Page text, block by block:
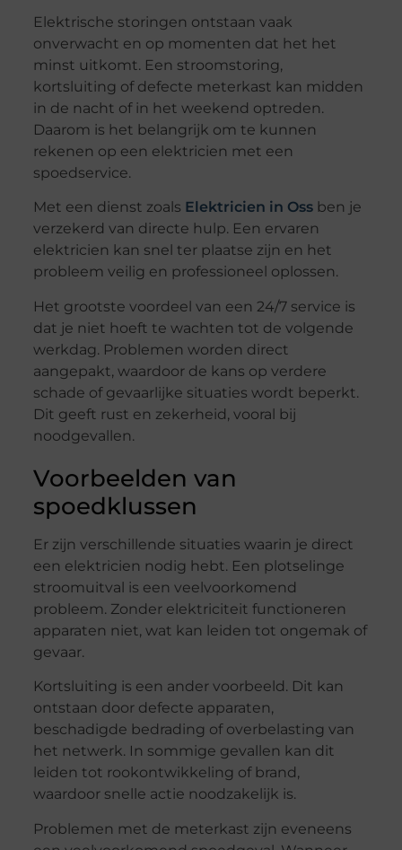
Elektrische storingen ontstaan vaak
onverwacht en op momenten dat het het
minst uitkomt. Een stroomstoring,
kortsluiting of defecte meterkast kan midden
in de nacht of in het weekend optreden.
Daarom is het belangrijk om te kunnen
rekenen op een elektricien met een
spoedservice.
Met een dienst zoals Elektricien in Ossben je
verzekerd van directe hulp. Een ervaren
elektricien kan snel ter plaatse zijn en het
probleem veilig en professioneel oplossen.
Het grootste voordeel van een 24/7 service is
dat je niet hoeft te wachten tot de volgende
werkdag. Problemen worden direct
aangepakt, waardoor de kans op verdere
schade of gevaarlijke situaties wordt beperkt.
Dit geeft rust en zekerheid, vooral bij
noodgevallen.
Voorbeelden van
spoedklussen
Er zijn verschillende situaties waarin je direct
een elektricien nodig hebt. Een plotselinge
stroomuitval is een veelvoorkomend
probleem. Zonder elektriciteit functioneren
apparaten niet, wat kan leiden tot ongemak of
gevaar.
Kortsluiting is een ander voorbeeld. Dit kan
ontstaan door defecte apparaten,
beschadigde bedrading of overbelasting van
het netwerk. In sommige gevallen kan dit
leiden tot rookontwikkeling of brand,
waardoor snelle actie noodzakelijk is.
Problemen met de meterkast zijn eveneens